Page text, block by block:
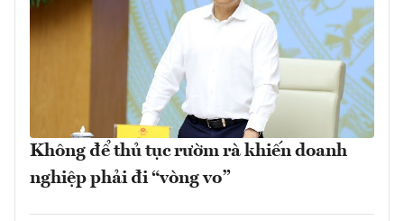
Không để thủ tục rườm rà khiến doanh
nghiệp phải đi “vòng vo”